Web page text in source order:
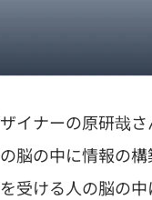
イナーの原研哉
脳の中に情報の
受ける人の脳の中